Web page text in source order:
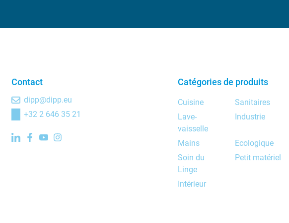
Contact
dipp@dipp.eu
+32 2 646 35 21
Catégories de produits
Cuisine
Lave-
vaisselle
Mains
Soin du
Linge
Intérieur
Sanitaires
Industrie
Ecologique
Petit matériel